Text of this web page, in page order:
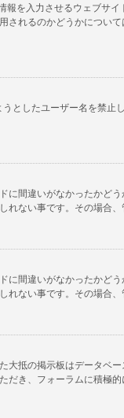
を入力させるウェブサ
れるのかどうかにつ
としたユーザー名を禁
間違いがなかったかど
ない事です。その場合
間違いがなかったかど
ない事です。その場合
抵の掲示板はデータ
き、フォーラムに積極的